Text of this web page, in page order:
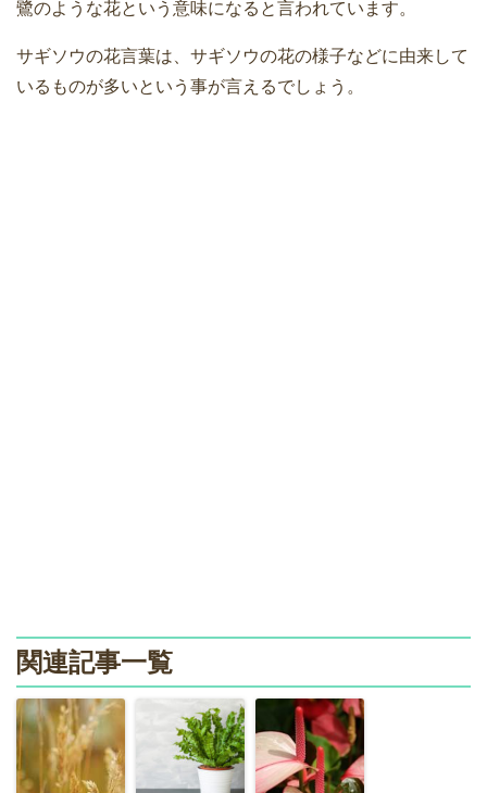
鷺のような花という意味になると言われています。
サギソウの花言葉は、サギソウの花の様子などに由来して
いるものが多いという事が言えるでしょう。
関連記事一覧